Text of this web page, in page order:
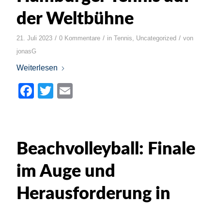
der Weltbühne
21. Juli 2023 / 0 Kommentare / in Tennis, Uncategorized / von
jonasG
Weiterlesen
Facebook
Twitter
Beachvolleyball: Finale
im Auge und
Herausforderung in